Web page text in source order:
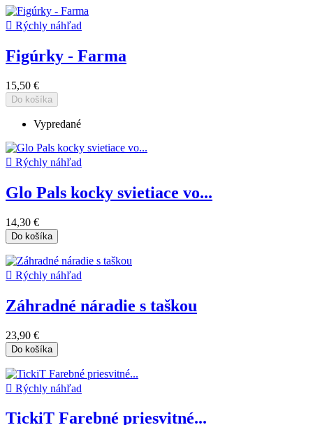
 Rýchly náhľad
Figúrky - Farma
15,50 €
Do košíka
Vypredané
 Rýchly náhľad
Glo Pals kocky svietiace vo...
14,30 €
Do košíka
 Rýchly náhľad
Záhradné náradie s taškou
23,90 €
Do košíka
 Rýchly náhľad
TickiT Farebné priesvitné...